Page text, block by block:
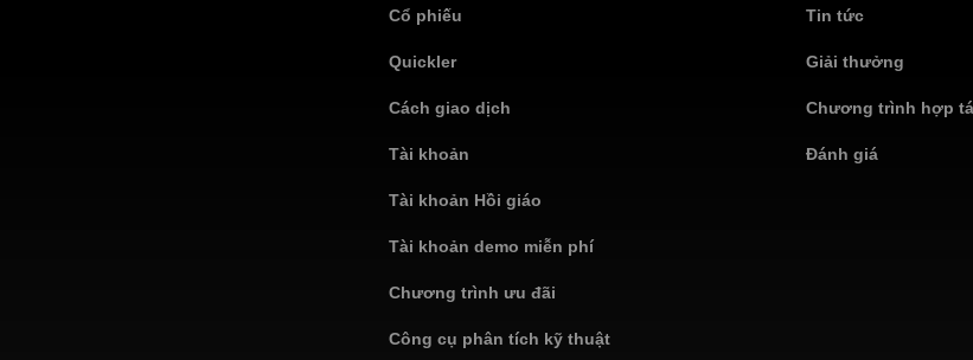
Cổ phiếu
Quickler
Cách giao dịch
Tài khoản
Tài khoản Hồi giáo
Tài khoản demo miễn phí
Chương trình ưu đãi
Công cụ phân tích kỹ thuật
Tin tức
Giải thưởng
Chương trình hợp
Đánh giá